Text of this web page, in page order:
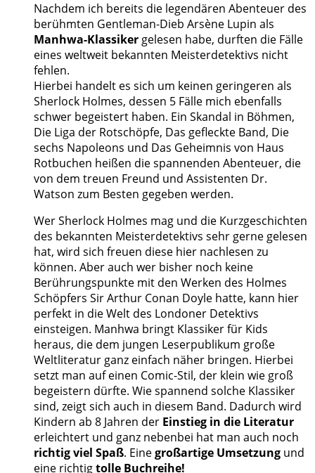
Nachdem ich bereits die legendären Abenteuer des
berühmten Gentleman-Dieb Arsène Lupin als
Manhwa-Klassiker gelesen habe, durften die Fälle
eines weltweit bekannten Meisterdetektivs nicht
fehlen.
Hierbei handelt es sich um keinen geringeren als
Sherlock Holmes, dessen 5 Fälle mich ebenfalls
schwer begeistert haben. Ein Skandal in Böhmen,
Die Liga der Rotschöpfe, Das gefleckte Band, Die
sechs Napoleons und Das Geheimnis von Haus
Rotbuchen heißen die spannenden Abenteuer, die
von dem treuen Freund und Assistenten Dr.
Watson zum Besten gegeben werden.
Wer Sherlock Holmes mag und die Kurzgeschichten
des bekannten Meisterdetektivs sehr gerne gelesen
hat, wird sich freuen diese hier nachlesen zu
können. Aber auch wer bisher noch keine
Berührungspunkte mit den Werken des Holmes
Schöpfers Sir Arthur Conan Doyle hatte, kann hier
perfekt in die Welt des Londoner Detektivs
einsteigen. Manhwa bringt Klassiker für Kids
heraus, die dem jungen Leserpublikum große
Weltliteratur ganz einfach näher bringen. Hierbei
setzt man auf einen Comic-Stil, der klein wie groß
begeistern dürfte. Wie spannend solche Klassiker
sind, zeigt sich auch in diesem Band. Dadurch wird
Kindern ab 8 Jahren der Einstieg in die Literatur
erleichtert und ganz nebenbei hat man auch noch
richtig viel Spaß. Einegroßartige Umsetzung und
eine richtigtolle Buchreihe!